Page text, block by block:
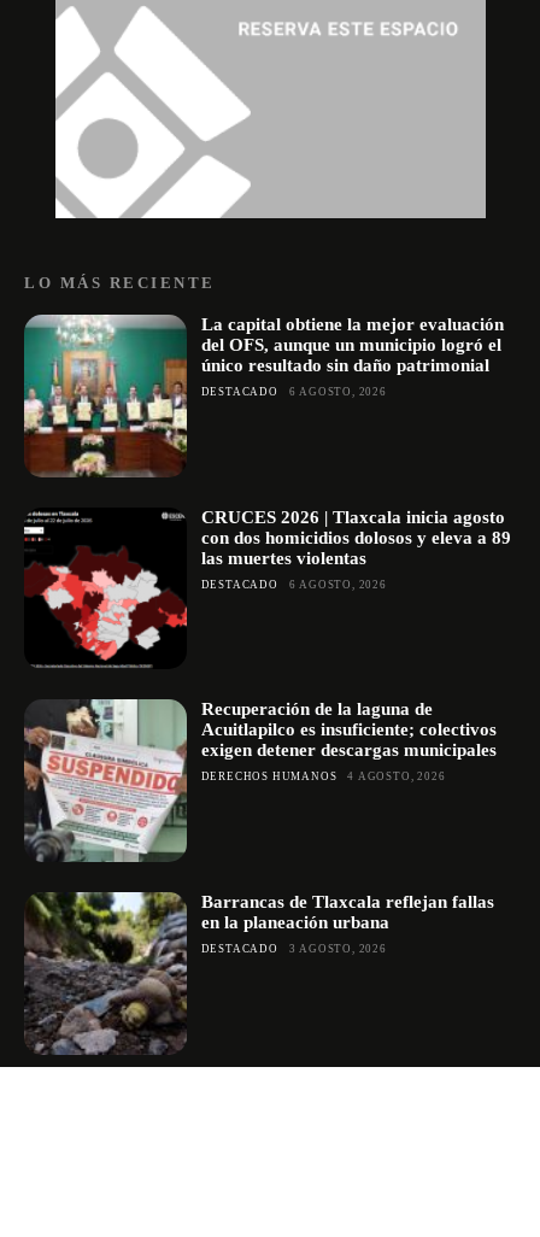
LO MÁS RECIENTE
La capital obtiene la mejor evaluación
del OFS, aunque un municipio logró el
único resultado sin daño patrimonial
DESTACADO 6 AGOSTO, 2026
CRUCES 2026 | Tlaxcala inicia agosto
con dos homicidios dolosos y eleva a 89
las muertes violentas
DESTACADO 6 AGOSTO, 2026
Recuperación de la laguna de
Acuitlapilco es insuficiente; colectivos
exigen detener descargas municipales
DERECHOS HUMANOS 4 AGOSTO, 2026
Barrancas de Tlaxcala reflejan fallas
en la planeación urbana
DESTACADO 3 AGOSTO, 2026